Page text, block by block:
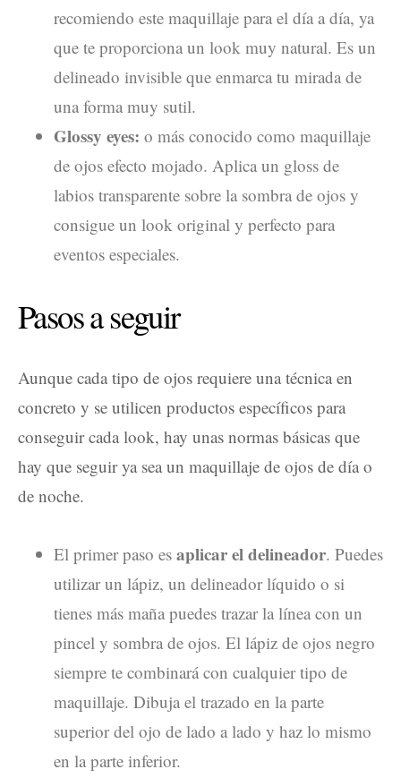
recomiendo este maquillaje para el día a día, ya
que te proporciona un look muy natural. Es un
delineado invisible que enmarca tu mirada de
una forma muy sutil.
Glossy eyes: o más conocido como maquillaje
de ojos efecto mojado. Aplica un gloss de
labios transparente sobre la sombra de ojos y
consigue un look original y perfecto para
eventos especiales.
Pasos a seguir
Aunque cada tipo de ojos requiere una técnica en
concreto y se utilicen productos específicos para
conseguir cada look, hay unas normas básicas que
hay que seguir ya sea un maquillaje de ojos de día o
de noche.
El primer paso es aplicar el delineador. Puedes
utilizar un lápiz, un delineador líquido o si
tienes más maña puedes trazar la línea con un
pincel y sombra de ojos. El lápiz de ojos negro
siempre te combinará con cualquier tipo de
maquillaje. Dibuja el trazado en la parte
superior del ojo de lado a lado y haz lo mismo
en la parte inferior.